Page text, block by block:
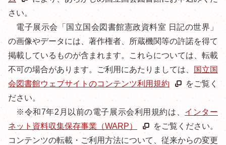
さい。
電子展示会「国立国会図書館憲政資料室 日記の世界」
の画像やデータには、著作権者、所蔵機関等の許諾を得て
掲載しているものが含まれます。これらについては、転載
不可の場合があります。ご利用にあたりましては、
国立国
会図書館ウェブサイトのコンテンツ利用規約
をご覧く
ださい。
※令和7年2月以前の電子展示会利用規約は、 インター
ネット資料収集保存事業（WARP）
をご覧ください。
コンテンツの転載・ご利用方法について、従来からの変更